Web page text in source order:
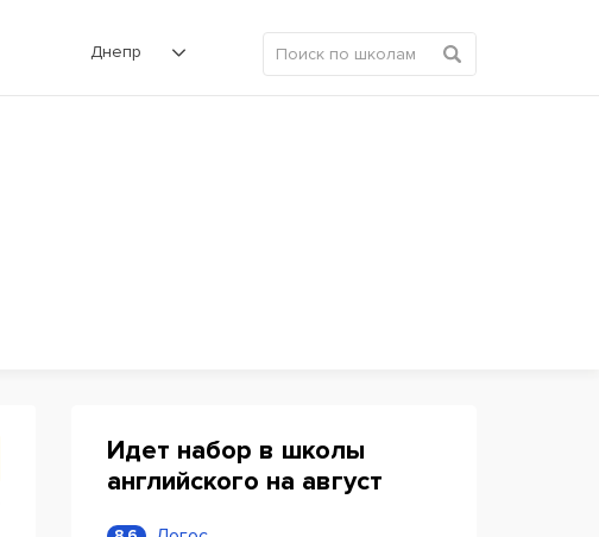
Днепр
Идет набор в школы
английского на август